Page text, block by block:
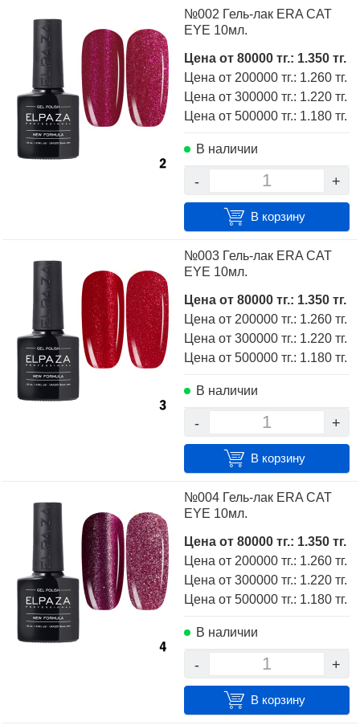
№002 Гель-лак ERA CAT
EYE 10мл.
Цена от 80000 тг.: 1.350 тг.
Цена от 200000 тг.: 1.260 тг.
Цена от 300000 тг.: 1.220 тг.
Цена от 500000 тг.: 1.180 тг.
В наличии
+
-
В корзину
№003 Гель-лак ERA CAT
EYE 10мл.
Цена от 80000 тг.: 1.350 тг.
Цена от 200000 тг.: 1.260 тг.
Цена от 300000 тг.: 1.220 тг.
Цена от 500000 тг.: 1.180 тг.
В наличии
+
-
В корзину
№004 Гель-лак ERA CAT
EYE 10мл.
Цена от 80000 тг.: 1.350 тг.
Цена от 200000 тг.: 1.260 тг.
Цена от 300000 тг.: 1.220 тг.
Цена от 500000 тг.: 1.180 тг.
В наличии
+
-
В корзину